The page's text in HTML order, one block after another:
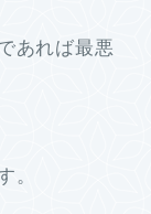
あれば最悪
。